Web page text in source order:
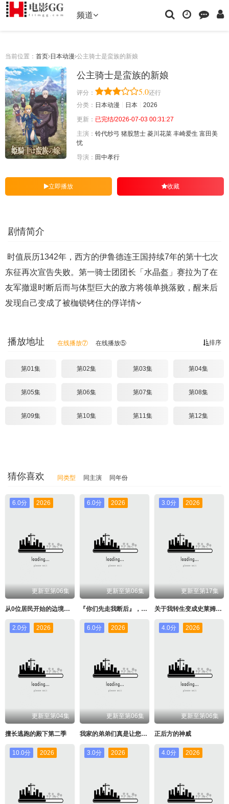
频道
当前位置： 首页 日本动漫 公主骑士是蛮族的新娘
公主骑士是蛮族的新娘
评分： 5.0还行
分类： 日本动漫 日本
2026
更新： 已完结/2026-07-03 00:31:27
主演： 铃代纱弓 猪股慧士 菱川花菜 丰崎爱生 富田美
忧
导演： 田中孝行
立即播放 收藏
剧情简介
时值辰历1342年，西方的伊鲁德连王国持续7年的第十七次
东征再次宣告失败。第一骑士团团长「水晶盔」赛拉为了在
友军撤退时断后而与体型巨大的敌方将领单挑落败，醒来后
发现自己变成了被枷锁铐住的俘详情
排序
播放地址 在线播放⑦ 在线播放⑤
第01集 第02集 第03集 第04集
第05集 第06集 第07集 第08集
第09集 第10集 第11集 第12集
猜你喜欢 同类型 同主演 同年份
6.0分 2026
更新至第06集
从0位居民开始的边境领主大人
6.0分 2026
更新至第06集
『你们先走我断后』，于是10年后我成为了传说
3.0分 2026
更新至第17集
关于我转生变成史莱姆这档事第四季
2.0分 2026
更新至第04集
擅长逃跑的殿下第二季
6.0分 2026
更新至第06集
我家的弟弟们真是让您费心了
4.0分 2026
更新至第06集
正后方的神威
10.0分 2026 3.0分 2026 4.0分 2026